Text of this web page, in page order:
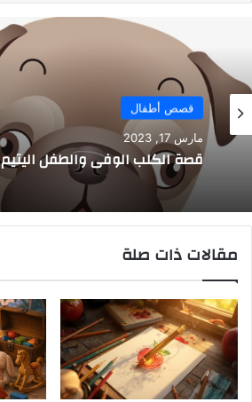
قصص أطفال
مارس 17, 2023
قصة الكلب الوفي والطفل اليتيم
مقالات ذات صلة